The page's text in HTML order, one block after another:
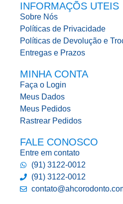
INFORMAÇÕS UTEIS
Sobre Nós
Políticas de Privacidade
Políticas de Devolução e
Entregas e Prazos
MINHA CONTA
Faça o Login
Meus Dados
Meus Pedidos
Rastrear Pedidos
FALE CONOSCO
Entre em contato
(91) 3122-0012
(91) 3122-0012